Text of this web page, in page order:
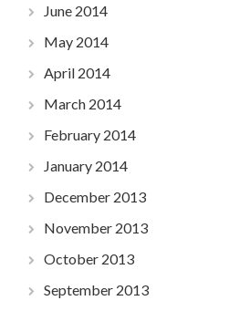
June 2014
May 2014
April 2014
March 2014
February 2014
January 2014
December 2013
November 2013
October 2013
September 2013